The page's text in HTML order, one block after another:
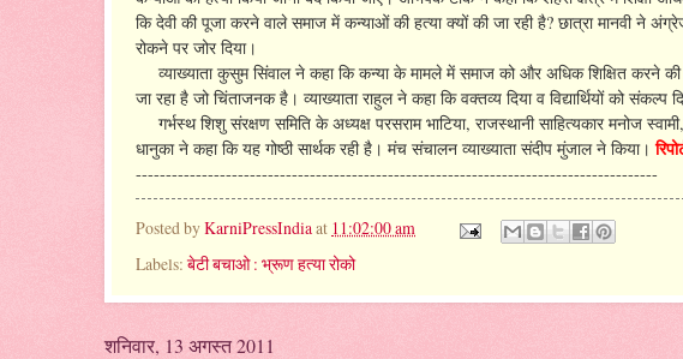
कि देवी की पूजा करने वाले समाज में कन्याओं की हत्या क्यों की जा रही है? छात्रा मानवी ने
रोकने पर जोर दिया।
व्याख्याता कुसुम सिंवाल ने कहा कि कन्या के मामले में समाज को और अधिक शिक्षित करने
जा रहा है जो चिंताजनक है। व्याख्याता राहुल ने कहा कि वक्तव्य दिया व विद्यार्थियों को
गर्भस्थ शिशु संरक्षण समिति के अध्यक्ष परसराम भाटिया, राजस्थानी साहित्यकार मनोज
धानुका ने कहा कि यह गोष्ठी सार्थक रही है। मंच संचालन व्याख्याता संदीप मुंजाल ने किया।
---------------------------------------------------------------------------------------
Posted byKarniPressIndiaat 11:02:00 am
Labels: बेटी बचाओ : भ्रूण हत्या रोको
शनिवार, 13 अगस्त 2011